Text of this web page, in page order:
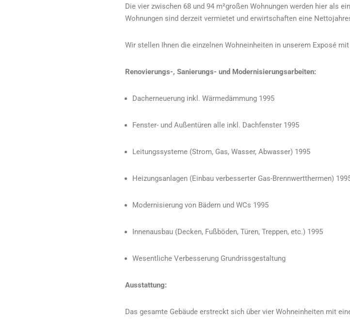
Die vier zwischen 68 und 94 m²großen Wohnungen werden hier als
Wohnungen sind derzeit vermietet und erwirtschaften eine
Wir stellen Ihnen die einzelnen Wohneinheiten in unserem Exposé
Renovierungs-, Sanierungs- und Modernisierungsarbeiten:
Dacherneuerung inkl. Wärmedämmung 1995
Fenster- und Außentüren alle inkl. Dachfenster 1995
Leitungssysteme (Strom, Gas, Wasser, Abwasser) 1995
Heizungsanlagen (Einbau verbesserter Gas-Brennwertthermen)
Modernisierung von Bädern und WCs 1995
Innenausbau (Decken, Fußböden, Türen, Treppen, etc.) 1995
Wesentliche Verbesserung Grundrissgestaltung
Ausstattung:
Das gesamte Gebäude erstreckt sich über vier Wohneinheiten mit